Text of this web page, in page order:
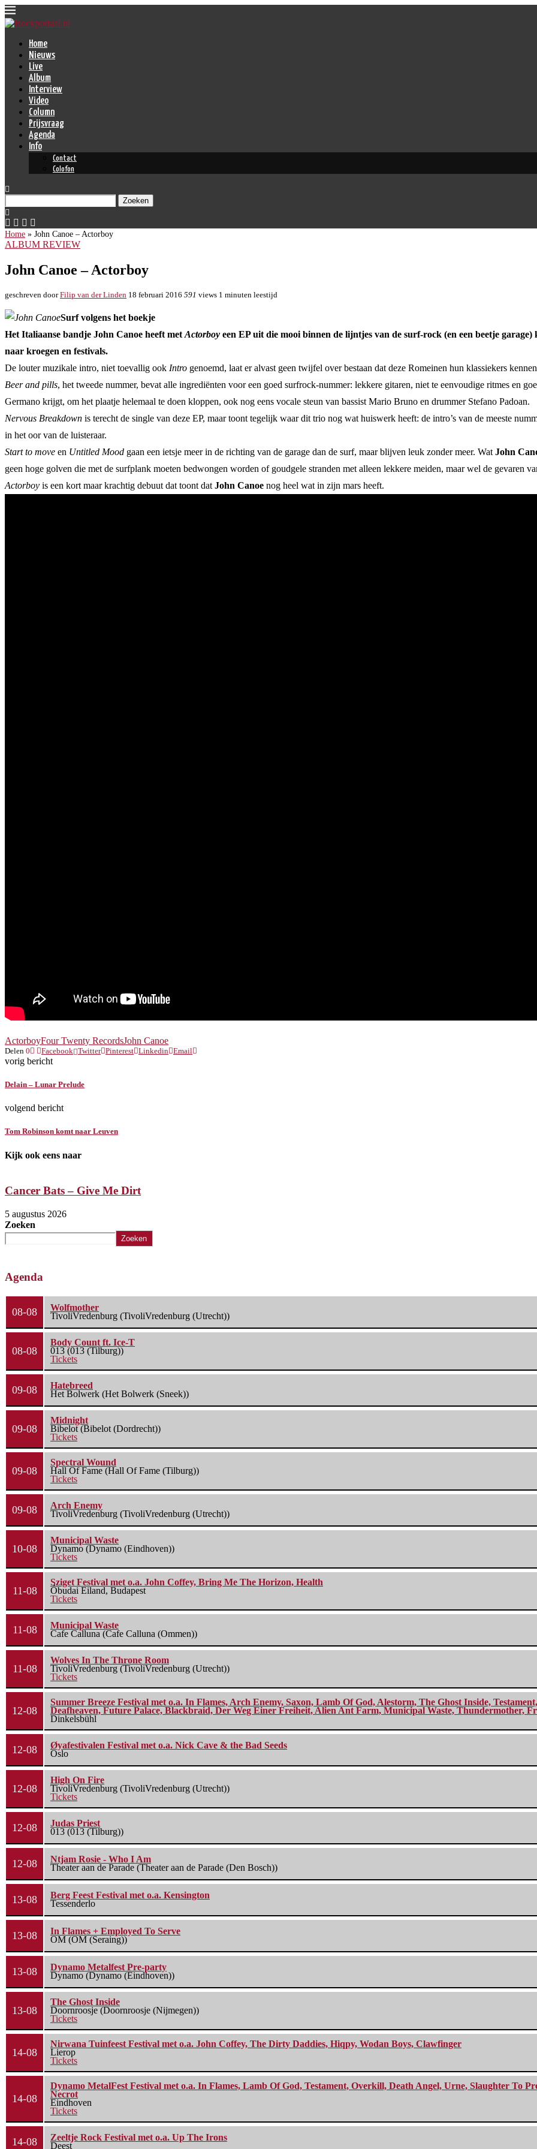
Home
Nieuws
Live
Album
Interview
Video
Column
Prijsvraag
Agenda
Info
Contact
Colofon
Zoeken
Home » John Canoe – Actorboy
ALBUM REVIEW
John Canoe – Actorboy
geschreven doorFilip van der Linden 18 februari 2016 591 views 1 minuten leestijd
Surf volgens het boekje
Het Italiaanse bandje John Canoe heeft met Actorboy een EP uit die mooi binnen de lijntjes van de surf-rock (en een beetje
naar kroegen en festivals.
De louter muzikale intro, niet toevallig ook Intro genoemd, laat er alvast geen twijfel over bestaan dat deze Romeinen hun klassiekers
Beer and pills, het tweede nummer, bevat alle ingrediënten voor een goed surfrock-nummer: lekkere gitaren, niet te eenvoudige ritmes en
Germano krijgt, om het plaatje helemaal te doen kloppen, ook nog eens vocale steun van bassist Mario Bruno en drummer Stefano Padoan.
Nervous Breakdown is terecht de single van deze EP, maar toont tegelijk waar dit trio nog wat huiswerk heeft: de intro’s van de meeste
in het oor van de luisteraar.
Start to move en Untitled Mood gaan een ietsje meer in de richting van de garage dan de surf, maar blijven leuk zonder meer. Wat John
geen hoge golven die met de surfplank moeten bedwongen worden of goudgele stranden met alleen lekkere meiden, maar wel de gevaren
Actorboy is een kort maar krachtig debuut dat toont dat John Canoe nog heel wat in zijn mars heeft.
ActorboyFour Twenty RecordsJohn Canoe
Delen 0 Facebook Twitter Pinterest Linkedin Email
vorig bericht
Delain – Lunar Prelude
volgend bericht
Tom Robinson komt naar Leuven
Kijk ook eens naar
Cancer Bats – Give Me Dirt
5 augustus 2026
Zoeken
Zoeken
Agenda
08-08
Wolfmother
TivoliVredenburg (TivoliVredenburg (Utrecht))
08-08
Body Count ft. Ice-T
013 (013 (Tilburg))
Tickets
09-08
Hatebreed
Het Bolwerk (Het Bolwerk (Sneek))
09-08
Midnight
Bibelot (Bibelot (Dordrecht))
Tickets
09-08
Spectral Wound
Hall Of Fame (Hall Of Fame (Tilburg))
Tickets
09-08
Arch Enemy
TivoliVredenburg (TivoliVredenburg (Utrecht))
10-08
Municipal Waste
Dynamo (Dynamo (Eindhoven))
Tickets
11-08
Sziget Festival met o.a. John Coffey, Bring Me The Horizon, Health
Óbudai Eiland, Budapest
Tickets
11-08
Municipal Waste
Cafe Calluna (Cafe Calluna (Ommen))
11-08
Wolves In The Throne Room
TivoliVredenburg (TivoliVredenburg (Utrecht))
Tickets
12-08
Summer Breeze Festival met o.a. In Flames, Arch Enemy, Saxon, Lamb Of God, Alestorm, The Ghost Inside,
Deafheaven, Future Palace, Blackbraid, Der Weg Einer Freiheit, Alien Ant Farm, Municipal Waste, Thundermother,
Dinkelsbühl
12-08
Øyafestivalen Festival met o.a. Nick Cave & the Bad Seeds
Oslo
12-08
High On Fire
TivoliVredenburg (TivoliVredenburg (Utrecht))
Tickets
12-08
Judas Priest
013 (013 (Tilburg))
12-08
Ntjam Rosie - Who I Am
Theater aan de Parade (Theater aan de Parade (Den Bosch))
13-08
Berg Feest Festival met o.a. Kensington
Tessenderlo
13-08
In Flames + Employed To Serve
OM (OM (Seraing))
13-08
Dynamo Metalfest Pre-party
Dynamo (Dynamo (Eindhoven))
13-08
The Ghost Inside
Doornroosje (Doornroosje (Nijmegen))
Tickets
14-08
Nirwana Tuinfeest Festival met o.a. John Coffey, The Dirty Daddies, Hiqpy, Wodan Boys, Clawfinger
Lierop
Tickets
14-08
Dynamo MetalFest Festival met o.a. In Flames, Lamb Of God, Testament, Overkill, Death Angel, Urne, Slaughter To
Necrot
Eindhoven
Tickets
14-08
Zeeltje Rock Festival met o.a. Up The Irons
Deest